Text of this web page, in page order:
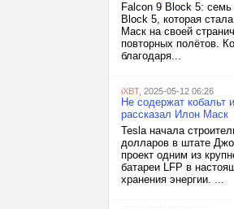
Falcon 9 Block 5:
Block 5, которая
Маск на своей
повторных полётов.
благодаря...
iXBT, 2025-05-12 06:26
Не содержат кобальт
рассказал Илон Маск
Tesla начала
долларов в штате
проект одним из
батареи LFP в
хранения энергии. ...